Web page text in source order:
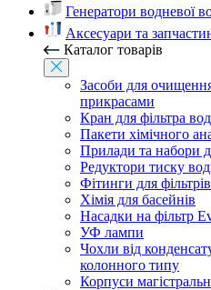
Генератори водневої
Аксесуари та
Каталог товарів
Засоби для очищення
прикрасами
Кран для фільтра
Пакети хімічного
Прилади та набори
Редуктори тиску
Фітинги для
Хімія для басейнів
Насадки на фільтр
УФ лампи
Чохли від
колонного типу
Корпуси